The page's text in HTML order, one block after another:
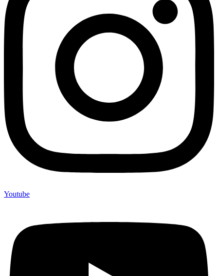
Youtube